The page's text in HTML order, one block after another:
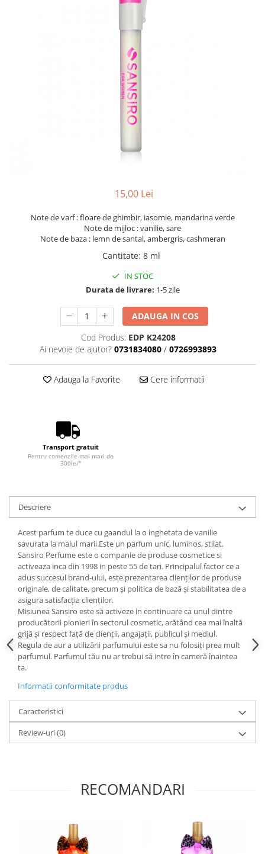
15,00 Lei
Note de varf : floare de ghimbir, iasomie, mandarina verde
Note de mijloc : vanilie, sare
Note de baza : lemn de santal, ambergris, cashmeran
Cantitate: 8 ml
IN STOC
Durata de livrare: 1-5 zile
ADAUGA IN COS
Cod Produs: EDP K24208
Ai nevoie de ajutor? 0731834080 / 0726993893
Adauga la Favorite Cere informatii
Transport gratuit
Pentru comenzile mai mari de
300lei*
Descriere
Acest parfum te duce cu gaandul la o inghetata de vanilie
savurata la malul marii.Este un parfum unic, luminos, stilat.
Sansiro Perfume este o companie de produse cosmetice si
activeaza inca din 1998 in peste 55 de tari. Principalul factor ce a
adus succesul brand-ului, este prezentarea clienților de produse
originale, de calitate, precum și politica de bază și stabilitatea de a
asigura satisfacția clienților.
Misiunea Sansiro este să activeze in continuare ca unul dintre
producătorii pionieri în sectorul cosmetic, arătând cea mai înaltă
grijă și respect față de clienții, angajații, publicul și mediul.
Regula de aur a utilizării parfumului este sa nu folosiți prea mult
parfumul. Parfumul tău nu ar trebui să intre în cameră înaintea
ta.
Informatii conformitate produs
Caracteristici
Review-uri(0)
RECOMANDARI